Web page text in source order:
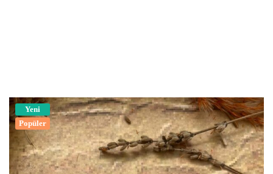
Yeni
Popüler